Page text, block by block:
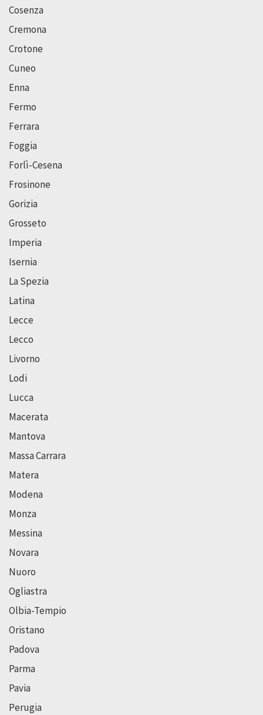
Cosenza
Cremona
Crotone
Cuneo
Enna
Fermo
Ferrara
Foggia
Forlì-Cesena
Frosinone
Gorizia
Grosseto
Imperia
Isernia
La Spezia
Latina
Lecce
Lecco
Livorno
Lodi
Lucca
Macerata
Mantova
Massa Carrara
Matera
Modena
Monza
Messina
Novara
Nuoro
Ogliastra
Olbia-Tempio
Oristano
Padova
Parma
Pavia
Perugia